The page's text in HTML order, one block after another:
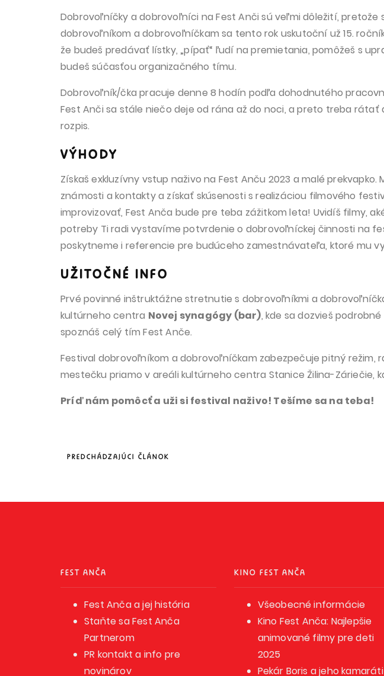
Dobrovoľníčky a dobrovoľníci na Fest Anči sú veľmi dôležití,
dobrovoľníkom a dobrovoľníčkam sa tento rok uskutoční už 15.
že budeš predávať lístky, „pípať“ ľudí na premietania, pomôžeš s
budeš súčasťou organizačného tímu.
Dobrovoľník/čka pracuje denne 8 hodín podľa dohodnutého
Fest Anči sa stále niečo deje od rána až do noci, a preto treba
rozpis.
VÝHODY
Získaš exkluzívny vstup naživo na Fest Anču 2023 a malé prekvapko.
známosti a kontakty a získať skúsenosti s realizáciou filmového
improvizovať, Fest Anča bude pre teba zážitkom leta! Uvidíš filmy,
potreby Ti radi vystavíme potvrdenie o dobrovoľníckej činnosti na
poskytneme i referencie pre budúceho zamestnávateľa, ktoré mu
UŽITOČNÉ INFO
Prvé povinné inštruktážne stretnutie s dobrovoľníkmi a
kultúrneho centra Novej synagógy (bar), kde sa dozvieš
spoznáš celý tím Fest Anče.
Festival dobrovoľníkom a dobrovoľníčkam zabezpečuje pitný režim,
mestečku priamo v areáli kultúrneho centra Stanice Žilina-Záriečie,
Príď nám pomôcť a uži si festival naživo! Tešíme sa na teba!
PREDCHÁDZAJÚCI ČLÁNOK
FEST ANČA
Fest Anča a jej história
Staňte sa Fest Anča
Partnerom
PR kontakt a info pre
novinárov
KINO FEST ANČA
Všeobecné informácie
Kino Fest Anča: Najlepšie
animované filmy pre deti
2025
Pekár Boris a jeho kamaráti